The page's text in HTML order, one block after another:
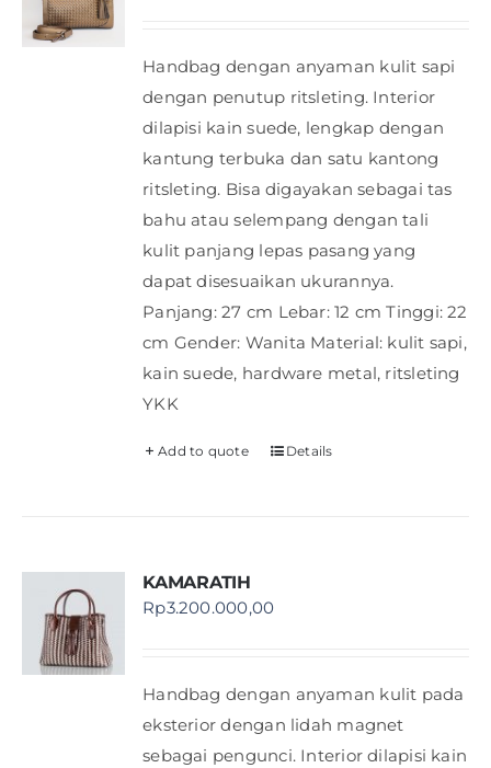
Handbag dengan anyaman kulit sapi
dengan penutup ritsleting. Interior
dilapisi kain suede, lengkap dengan
kantung terbuka dan satu kantong
ritsleting. Bisa digayakan sebagai tas
bahu atau selempang dengan tali
kulit panjang lepas pasang yang
dapat disesuaikan ukurannya.
Panjang: 27 cm Lebar: 12 cm Tinggi: 22
cm Gender: Wanita Material: kulit sapi,
kain suede, hardware metal, ritsleting
YKK
Add to quote Details
KAMARATIH
Rp3.200.000,00
Handbag dengan anyaman kulit pada
eksterior dengan lidah magnet
sebagai pengunci. Interior dilapisi kain